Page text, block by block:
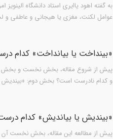
به گفته اهود یاایری استاد دانشگاه
عوامل لکنت، مغزی یا هیجانی و عاطفی و
«بینداخت یا بیانداخت»
پیش از شروع مقاله، بخش نخست و بخش
و کدام نادرست است؟ بخش دوم: «بیندیش
«بیندیش یا بیاندیش» کدام
پیش از مطالعه این مقاله، بخش نخست آن